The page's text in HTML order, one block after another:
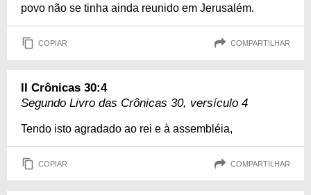
povo não se tinha ainda reunido em Jerusalém.
COPIAR COMPARTILHAR
II Crônicas 30:4
Segundo Livro das Crônicas 30, versículo 4
Tendo isto agradado ao rei e à assembléia,
COPIAR COMPARTILHAR